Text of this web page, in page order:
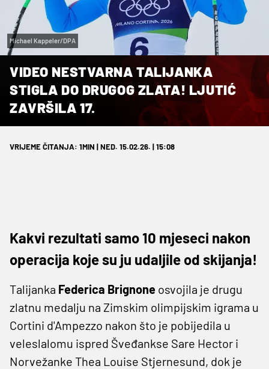
Michael Kappeler/DPA
VIDEO NESTVARNA TALIJANKA
STIGLA DO DRUGOG ZLATA! LJUTIĆ
ZAVRŠILA 17.
VRIJEME ČITANJA: 1MIN | NED. 15.02.26. | 15:08
Kakvi rezultati samo 10 mjeseci nakon
operacija koje su ju udaljile od skijanja!
Talijanka Federica Brignone osvojila je drugu
zlatnu medalju na Zimskim olimpijskim igrama u
Cortini d'Ampezzo nakon što je pobijedila u
veleslalomu ispred Šveđankse Sare Hector i
Norvežanke Thea Louise Stjernesund, dok je